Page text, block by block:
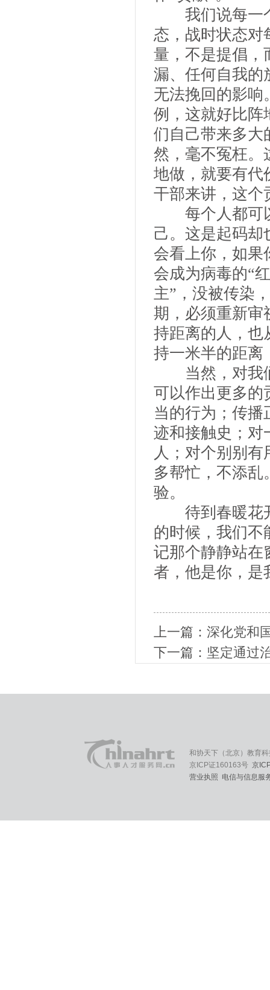
我们说每一个
态，战时状态对
量，不是提倡，
漏、任何自我的
无法挽回的影响
例，这就好比阵
们自己带来多大
然，毫不冤枉。
地做，就要有代
干部来讲，这个
每个人都可以
己。这是起码却
会看上你，如果
会成为病毒的“
主”，没被传染
期，必须重新审
持距离的人，也
持一米半的距离
当然，对我们
可以作出更多的
当的行为；传播
迹和接触史；对
人；对个别别
多帮忙，不添乱
验。
待到春暖花开
的时候，我们不
记那个静静站在
者，他是你，是
上一篇： 深化党和
下一篇： 坚定通过
和协天下（北京）教育
京ICP证160163号 京
营业执照 电信与信息服